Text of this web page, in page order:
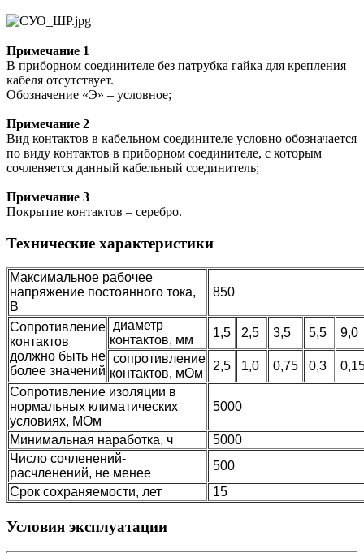
Примечание 1
В приборном соединителе без патрубка гайка для крепления
кабеля отсутствует.
Обозначение «Э» – условное;
Примечание 2
Вид контактов в кабельном соединителе условно обозначается
по виду контактов в приборном соединителе, с которым
сочленяется данный кабельный соединитель;
Примечание 3
Покрытие контактов – серебро.
Технические характеристики
Максимальное рабочее
напряжение постоянного тока,
В
850
Сопротивление
контактов
должно быть не
более значений
диаметр
контактов, мм
1,5 2,5 3,5 5,5
9,0
сопротивление
контактов, мОм
2,5 1,0 0,75 0,3
Сопротивление изоляции в
нормальных климатических
условиях, МОм
5000
Минимальная наработка, ч
5000
Число сочленений-
расчленений, не менее
500
Срок сохраняемости, лет
15
Условия эксплуатации